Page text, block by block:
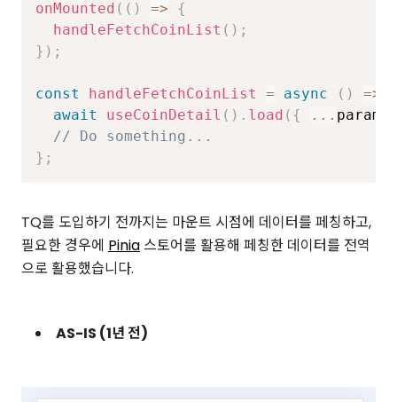
onMounted ( ( ) =>
{
handleFetchCoinList ( ) ;
} ) ;
const handleFetchCoinList = async ( ) =>
await
useCoinDetail ( ) . load ( { ...
// Do something...
} ;
TQ를 도입하기 전까지는 마운트 시점에 데이터를 페칭하고,
필요한 경우에 Pinia스토어를 활용해 페칭한 데이터를 전역
으로 활용했습니다.
AS-IS (1년 전)